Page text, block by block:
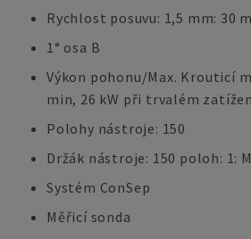
Rychlost posuvu: 1,5 mm: 30
1° osa B
Výkon pohonu/Max. Krouticí
min, 26 kW při trvalém
Polohy nástroje: 150
Držák nástroje: 150 poloh: 1:
Systém ConSep
Měřicí sonda